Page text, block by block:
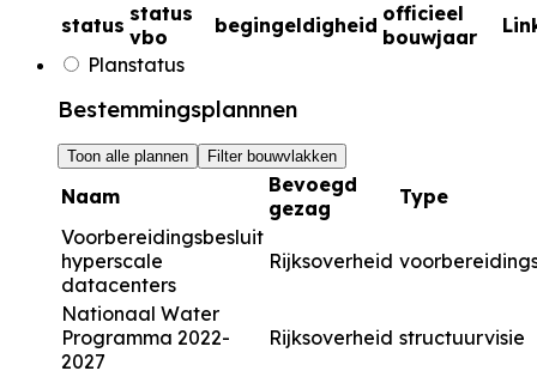
status status
vbo
begingeldigheid officieel
bouwjaar
Planstatus
Bestemmingsplannnen
Toon alle plannen Filter bouwvlakken
Naam
Bevoegd
gezag
Type
Voorbereidingsbesluit
hyperscale
datacenters
Rijksoverheid
Nationaal Water
Programma 2022-
2027
Rijksoverheid structuurvisie